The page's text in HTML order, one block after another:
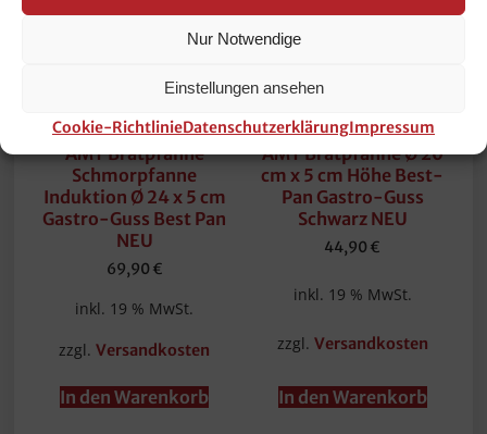
Nur Notwendige
Einstellungen ansehen
Cookie-RichtlinieDatenschutzerklärungImpressum
AMT Bratpfanne
Schmorpfanne
Induktion Ø 24 x 5 cm
Gastro-Guss Best Pan
NEU
69,90 €
inkl. 19 % MwSt.
zzgl.Versandkosten
In den Warenkorb
AMT Bratpfanne Ø 20
cm x 5 cm Höhe Best-
Pan Gastro-Guss
Schwarz NEU
44,90 €
inkl. 19 % MwSt.
zzgl. Versandkosten
In den Warenkorb